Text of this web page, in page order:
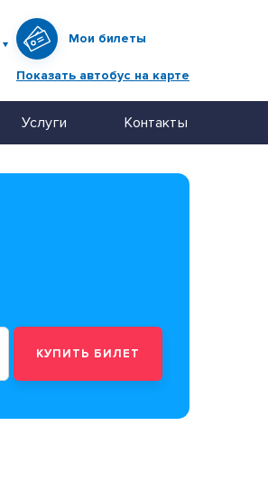
Мои билеты
Показать автобус на карте
Услуги Контакты